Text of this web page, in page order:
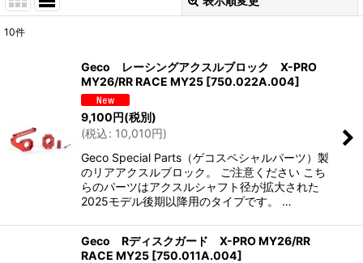
絞り込む
10件
Geco レーシングアクスルブロック X-PRO
MY26/RR RACE MY25 [750.022A.004]
9,100円(税別)
(税込: 10,010円)
Geco Special Parts（ゲコスペシャルパーツ）製
のリアアクスルブロック。 ご注意ください こち
らのパーツはアクスルシャフト径が拡大された
2025モデル後期以降用のタイプです。 …
Geco Rディスクガード X-PRO MY26/RR
RACE MY25 [750.011A.004]